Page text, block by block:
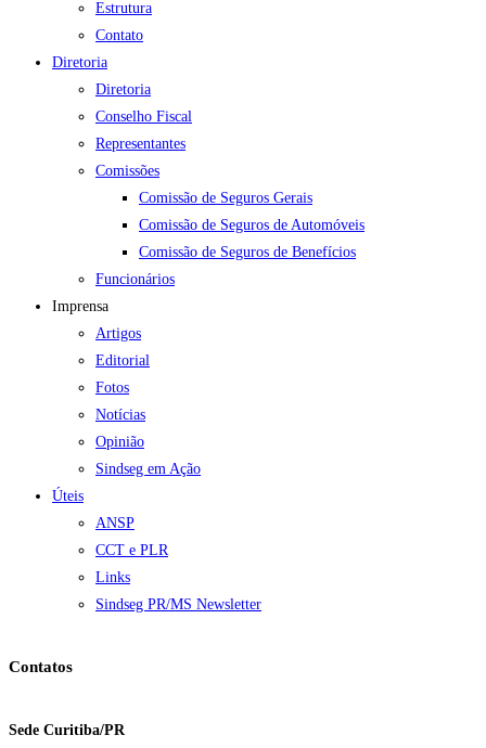
Estrutura
Contato
Diretoria
Diretoria
Conselho Fiscal
Representantes
Comissões
Comissão de Seguros Gerais
Comissão de Seguros de Automóveis
Comissão de Seguros de Benefícios
Funcionários
Imprensa
Artigos
Editorial
Fotos
Notícias
Opinião
Sindseg em Ação
Úteis
ANSP
CCT e PLR
Links
Sindseg PR/MS Newsletter
Contatos
Sede Curitiba/PR